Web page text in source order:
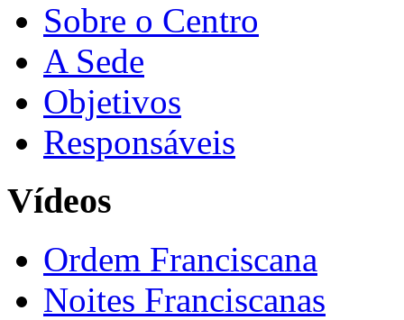
Sobre o Centro
A Sede
Objetivos
Responsáveis
Vídeos
Ordem Franciscana
Noites Franciscanas